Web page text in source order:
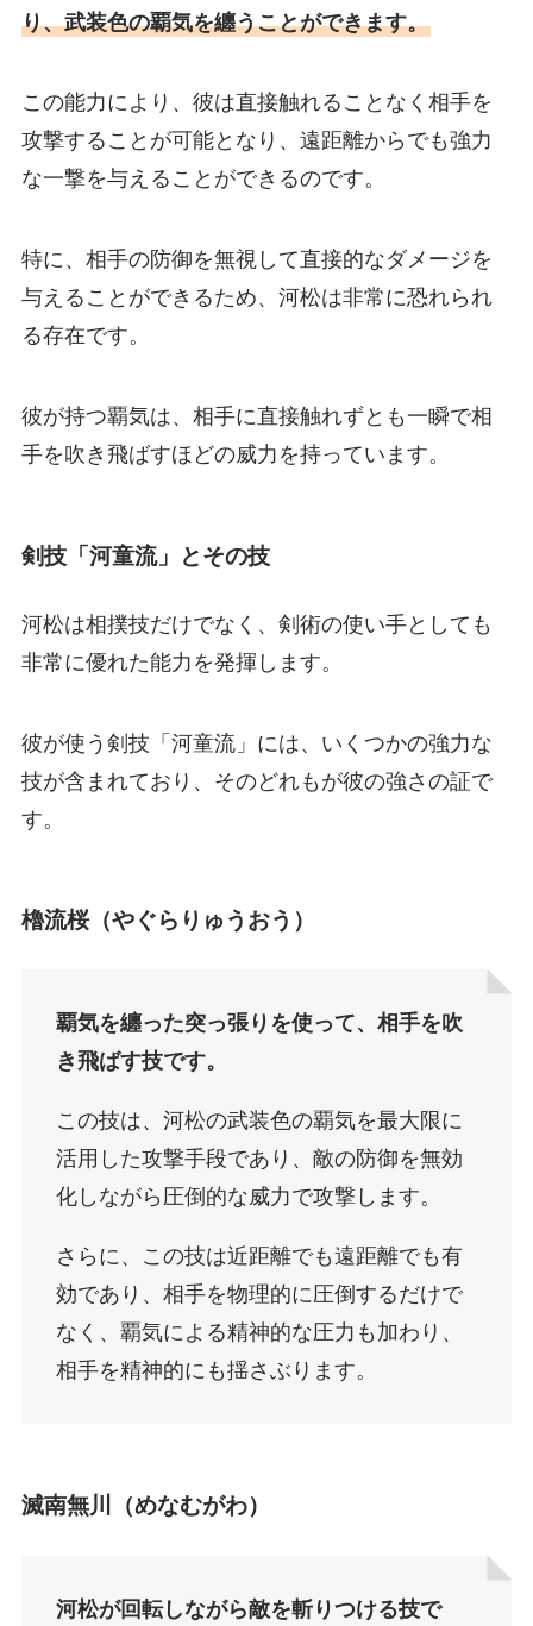
り、武装色の覇気を纏うことができます。
この能力により、彼は直接触れることなく相手を
攻撃することが可能となり、遠距離からでも強力
な一撃を与えることができるのです。
特に、相手の防御を無視して直接的なダメージを
与えることができるため、河松は非常に恐れられ
る存在です。
彼が持つ覇気は、相手に直接触れずとも一瞬で相
手を吹き飛ばすほどの威力を持っています。
剣技「河童流」とその技
河松は相撲技だけでなく、剣術の使い手としても
非常に優れた能力を発揮します。
彼が使う剣技「河童流」には、いくつかの強力な
技が含まれており、そのどれもが彼の強さの証で
す。
櫓流桜（やぐらりゅうおう）
覇気を纏った突っ張りを使って、相手を吹
き飛ばす技です。
この技は、河松の武装色の覇気を最大限に
活用した攻撃手段であり、敵の防御を無効
化しながら圧倒的な威力で攻撃します。
さらに、この技は近距離でも遠距離でも有
効であり、相手を物理的に圧倒するだけで
なく、覇気による精神的な圧力も加わり、
相手を精神的にも揺さぶります。
滅南無川（めなむがわ）
河松が回転しながら敵を斬りつける技で